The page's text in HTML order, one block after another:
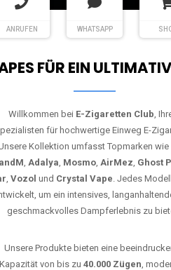
ANRUFEN WHATSAPP
FÜR EIN
Willkommen bei E-Zigaretten Club,
für hochwertige Einweg E-
Kollektion umfasst Topmarken wie
, Adalya, Mosmo, AirMez, Ghost
, Vozol und Crystal Vape. Jedes
um ein intensives,
geschmackvolles Dampferlebnis zu
Unsere Produkte bieten eine
Kapazität von bis zu 40.000 Zügen,